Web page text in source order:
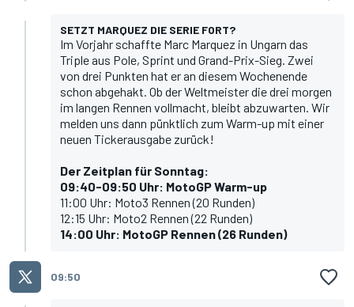
SETZT MARQUEZ DIE SERIE FORT?
Im Vorjahr schaffte Marc Marquez in Ungarn das
Triple aus Pole, Sprint und Grand-Prix-Sieg. Zwei
von drei Punkten hat er an diesem Wochenende
schon abgehakt. Ob der Weltmeister die drei morgen
im langen Rennen vollmacht, bleibt abzuwarten. Wir
melden uns dann pünktlich zum Warm-up mit einer
neuen Tickerausgabe zurück!
Der Zeitplan für Sonntag:
09:40-09:50 Uhr: MotoGP Warm-up
11:00 Uhr: Moto3 Rennen (20 Runden)
12:15 Uhr: Moto2 Rennen (22 Runden)
14:00 Uhr: MotoGP Rennen (26 Runden)
09:50